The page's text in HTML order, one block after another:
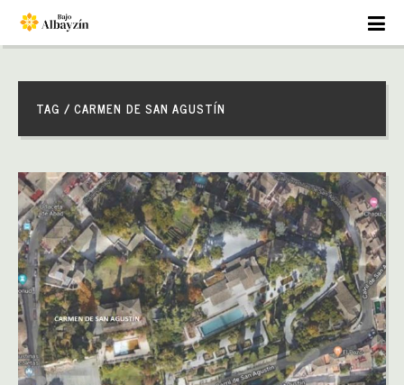
TAG / CARMEN DE SAN AGUSTÍN